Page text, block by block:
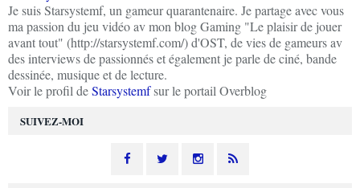
SUIVEZ-MOI
Je suis Starsystemf, un gameur quarantenaire. Je partage avec vous
ma passion du jeu vidéo av mon blog Gaming "Le plaisir de jouer
avant tout" (http://starsystemf.com/) d'OST, de vies de gameurs av
des interviews de passionnés et également je parle de ciné, bande
dessinée, musique et de lecture.
Voir le profil deStarsystemfsur le portail Overblog